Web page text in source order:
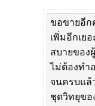
ขอขายอีก
เพิ่มอีกเย
สบายของ
ไม่ต้องทำ
จนครบแล้
ชุดวิทยุขอ